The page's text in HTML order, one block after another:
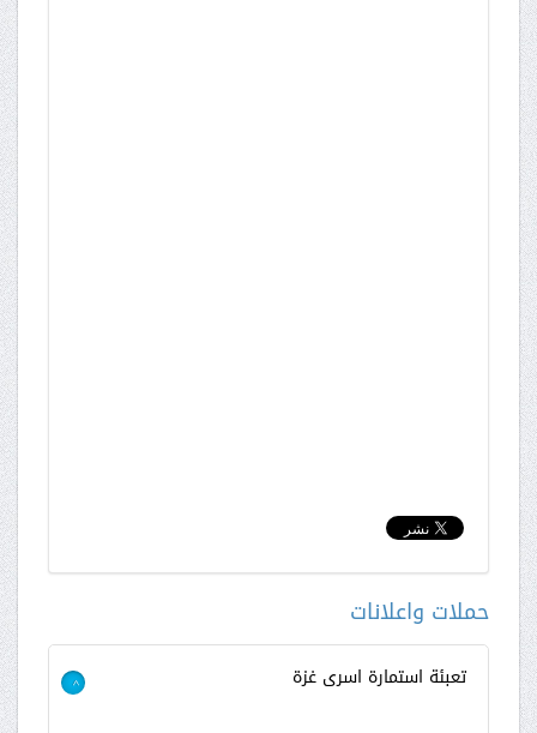
حملات واعلانات
تعبئة استمارة اسرى غزة >